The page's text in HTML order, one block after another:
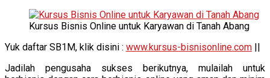
Kursus Bisnis Online untuk Karyawan di Tanah Abang
Yuk daftar SB1M, klik disini : www.kursus-bisnisonline.com ||
Jadilah pengusaha sukses berikutnya, mulailah untuk